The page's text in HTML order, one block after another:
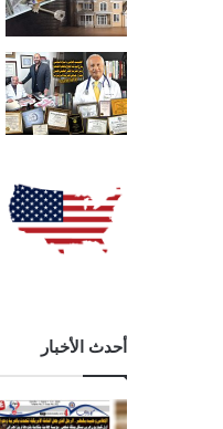
أحدث الأخبار